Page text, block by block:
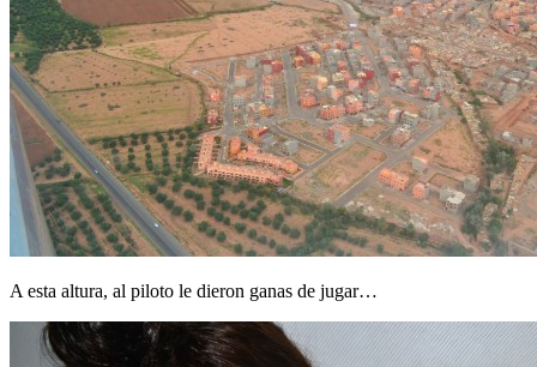
A esta altura, al piloto le dieron ganas de jugar…